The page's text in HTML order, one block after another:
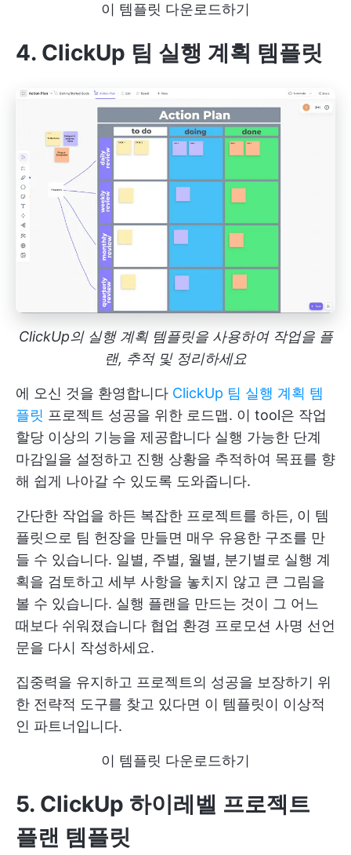
이 템플릿 다운로드하기
4. ClickUp 팀 실행 계획 템플릿
ClickUp의 실행 계획 템플릿을 사용하여 작업을 플
랜, 추적 및 정리하세요
에 오신 것을 환영합니다 ClickUp 팀 실행 계획 템
플릿 프로젝트 성공을 위한 로드맵. 이 tool은 작업
할당 이상의 기능을 제공합니다 실행 가능한 단계
마감일을 설정하고 진행 상황을 추적하여 목표를 향
해 쉽게 나아갈 수 있도록 도와줍니다.
간단한 작업을 하든 복잡한 프로젝트를 하든, 이 템
플릿으로 팀 헌장을 만들면 매우 유용한 구조를 만
들 수 있습니다. 일별, 주별, 월별, 분기별로 실행 계
획을 검토하고 세부 사항을 놓치지 않고 큰 그림을
볼 수 있습니다. 실행 플랜을 만드는 것이 그 어느
때보다 쉬워졌습니다 협업 환경 프로모션 사명 선언
문을 다시 작성하세요.
집중력을 유지하고 프로젝트의 성공을 보장하기 위
한 전략적 도구를 찾고 있다면 이 템플릿이 이상적
인 파트너입니다.
이 템플릿 다운로드하기
5. ClickUp 하이레벨 프로젝트
플랜 템플릿